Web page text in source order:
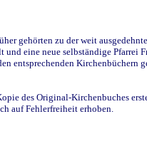
gehörten zu der weit
eine neue selbständige
Kirchenbüchern
des Original-Kirchenbuches
auf Fehlerfreiheit erhoben.